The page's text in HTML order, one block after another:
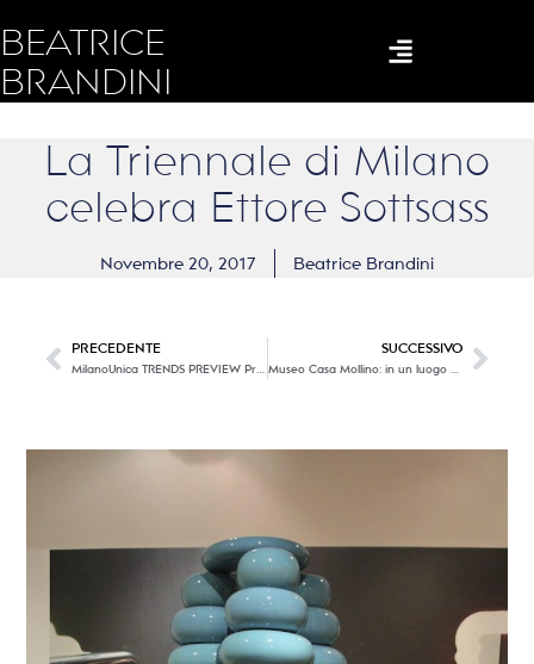
BEATRICE
BRANDINI
La Triennale di Milano
celebra Ettore Sottsass
Novembre 20, 2017 Beatrice Brandini
PRECEDENTE SUCCESSIVO